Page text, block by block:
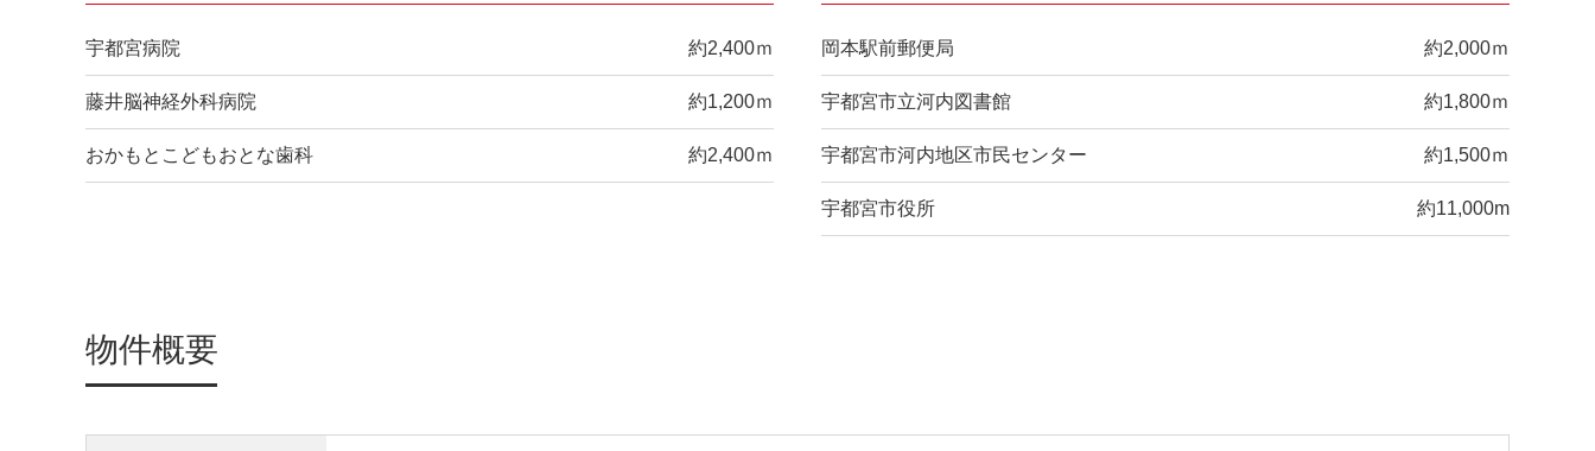
宇都宮病院 約2,400ｍ
藤井脳神経外科病院 約1,200ｍ
おかもとこどもおとな歯科 約2,400ｍ
岡本駅前郵便局 約2,000ｍ
宇都宮市立河内図書館 約1,800ｍ
宇都宮市河内地区市民センター 約1,500ｍ
宇都宮市役所 約11,000m
物件概要